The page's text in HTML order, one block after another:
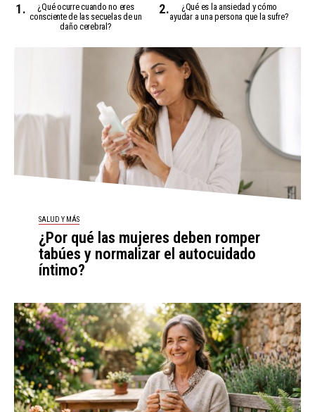
¿Qué ocurre cuando no eres
consciente de las secuelas de un
daño cerebral?
¿Qué es la ansiedad y cómo
ayudar a una persona que la sufre?
SALUD Y MÁS
¿Por qué las mujeres deben romper
tabúes y normalizar el autocuidado
íntimo?